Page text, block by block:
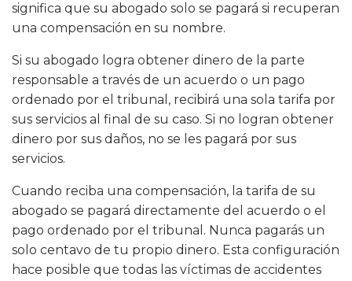
significa que su abogado solo se pagará si recuperan
una compensación en su nombre.
Si su abogado logra obtener dinero de la parte
responsable a través de un acuerdo o un pago
ordenado por el tribunal, recibirá una sola tarifa por
sus servicios al final de su caso. Si no logran obtener
dinero por sus daños, no se les pagará por sus
servicios.
Cuando reciba una compensación, la tarifa de su
abogado se pagará directamente del acuerdo o el
pago ordenado por el tribunal. Nunca pagarás un
solo centavo de tu propio dinero. Esta configuración
hace posible que todas las víctimas de accidentes